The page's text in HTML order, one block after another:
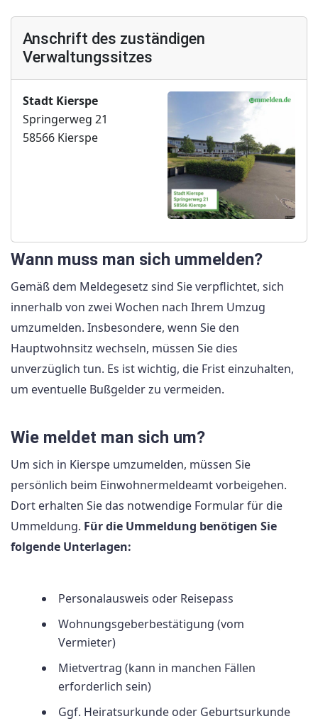
Anschrift des zuständigen
Verwaltungssitzes
Stadt Kierspe
Springerweg 21
58566 Kierspe
Wann muss man sich ummelden?
Gemäß dem Meldegesetz sind Sie verpflichtet, sich
innerhalb von zwei Wochen nach Ihrem Umzug
umzumelden. Insbesondere, wenn Sie den
Hauptwohnsitz wechseln, müssen Sie dies
unverzüglich tun. Es ist wichtig, die Frist einzuhalten,
um eventuelle Bußgelder zu vermeiden.
Wie meldet man sich um?
Um sich in Kierspe umzumelden, müssen Sie
persönlich beim Einwohnermeldeamt vorbeigehen.
Dort erhalten Sie das notwendige Formular für die
Ummeldung. Für die Ummeldung benötigen Sie
folgende Unterlagen:
Personalausweis oder Reisepass
Wohnungsgeberbestätigung (vom
Vermieter)
Mietvertrag (kann in manchen Fällen
erforderlich sein)
Ggf. Heiratsurkunde oder Geburtsurkunde